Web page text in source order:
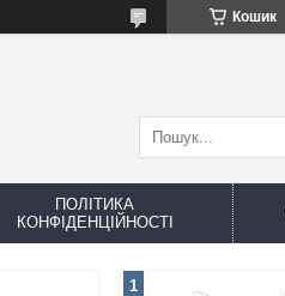
Кошик
ПОЛІТИКА
КОНФІДЕНЦІЙНОСТІ
1